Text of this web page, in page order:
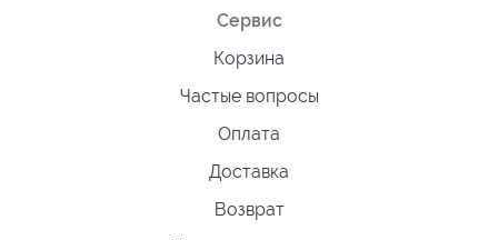
Сервис
Корзина
Частые вопросы
Оплата
Доставка
Возврат